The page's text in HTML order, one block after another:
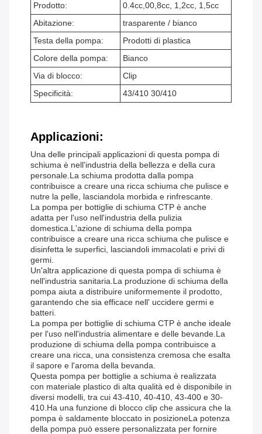
Prodotto:
0.4cc,00,8cc, 1,2cc, 1,5cc
Abitazione:
trasparente / bianco
Testa della pompa:
Prodotti di plastica
Colore della pompa:
Bianco
Via di blocco:
Clip
Specificità:
43/410 30/410
Applicazioni:
Una delle principali applicazioni di questa pompa di
schiuma è nell'industria della bellezza e della cura
personale.La schiuma prodotta dalla pompa
contribuisce a creare una ricca schiuma che pulisce e
nutre la pelle, lasciandola morbida e rinfrescante.
La pompa per bottiglie di schiuma CTP è anche
adatta per l'uso nell'industria della pulizia
domestica.L'azione di schiuma della pompa
contribuisce a creare una ricca schiuma che pulisce e
disinfetta le superfici, lasciandoli immacolati e privi di
germi.
Un'altra applicazione di questa pompa di schiuma è
nell'industria sanitaria.La produzione di schiuma della
pompa aiuta a distribuire uniformemente il prodotto,
garantendo che sia efficace nell' uccidere germi e
batteri.
La pompa per bottiglie di schiuma CTP è anche ideale
per l'uso nell'industria alimentare e delle bevande.La
produzione di schiuma della pompa contribuisce a
creare una ricca, una consistenza cremosa che esalta
il sapore e l'aroma della bevanda.
Questa pompa per bottiglie a schiuma è realizzata
con materiale plastico di alta qualità ed è disponibile in
diversi modelli, tra cui 43-410, 40-410, 43-400 e 30-
410.Ha una funzione di blocco clip che assicura che la
pompa è saldamente bloccato in posizioneLa potenza
della pompa può essere personalizzata per fornire